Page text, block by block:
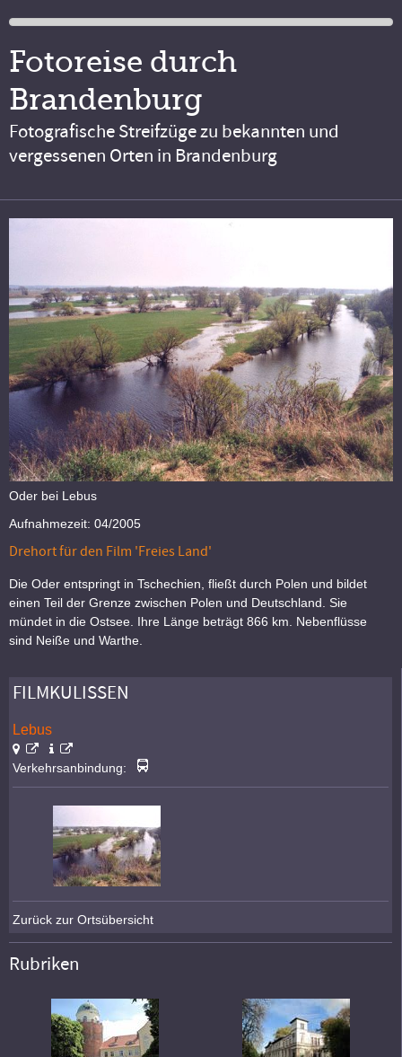
Fotoreise durch
Brandenburg
Fotografische Streifzüge zu bekannten und
vergessenen Orten in Brandenburg
Oder bei Lebus
Aufnahmezeit: 04/2005
Drehort für den Film 'Freies Land'
Die Oder entspringt in Tschechien, fließt durch Polen und bildet
einen Teil der Grenze zwischen Polen und Deutschland. Sie
mündet in die Ostsee. Ihre Länge beträgt 866 km. Nebenflüsse
sind Neiße und Warthe.
FILMKULISSEN
Lebus
Verkehrsanbindung:
Zurück zur Ortsübersicht
Rubriken